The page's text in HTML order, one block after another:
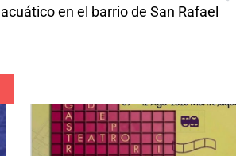
en el barrio de San Rafael